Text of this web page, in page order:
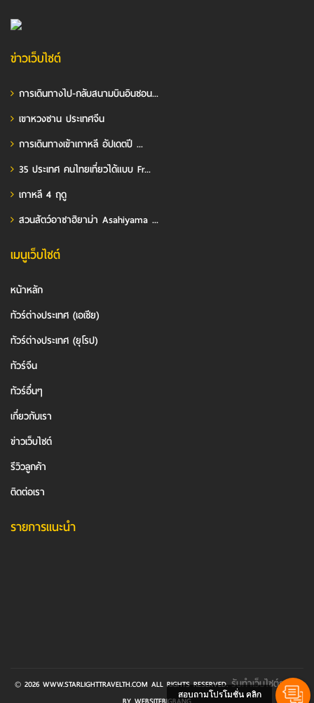
ข่าวเว็บไซต์
การเดินทางไป-กลับสนามบินอินชอน...
เขาหวงซาน ประเทศจีน
การเดินทางเข้าเกาหลี อัปเดตปี ...
35 ประเทศ คนไทยเที่ยวได้แบบ Fr...
เกาหลี 4 ฤดู
สวนสัตว์อาซาฮิยาม่า Asahiyama ...
เมนูเว็บไซต์
หน้าหลัก
ทัวร์ต่างประเทศ (เอเชีย)
ทัวร์ต่างประเทศ (ยุโรป)
ทัวร์จีน
ทัวร์อื่นๆ
เกี่ยวกับเรา
ข่าวเว็บไซต์
รีวิวลูกค้า
ติดต่อเรา
รายการแนะนำ
© 2026 WWW.STARLIGHTTRAVELTH.COM ALL RIGHTS RESERVED.รับทําเว็บไซต์ราคา
สอบถามโปรโมชั่น คลิก